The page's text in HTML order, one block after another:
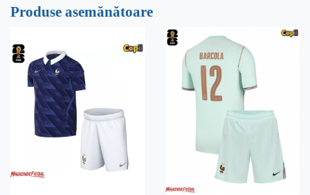
Produse asemănătoare